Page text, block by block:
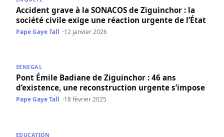
Accident grave à la SONACOS de Ziguinchor : la
société civile exige une réaction urgente de l’État
Pape Gaye Tall 12 janvier 2026
SENEGAL
Pont Émile Badiane de Ziguinchor : 46 ans
d’existence, une reconstruction urgente s’impose
Pape Gaye Tall 18 février 2025
EDUCATION